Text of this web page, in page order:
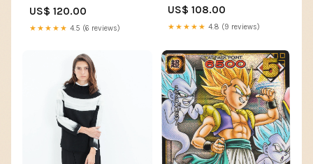
US$ 120.00
★★★★★ 4.5 (6 reviews)
US$ 108.00
★★★★★ 4.8 (9 reviews)